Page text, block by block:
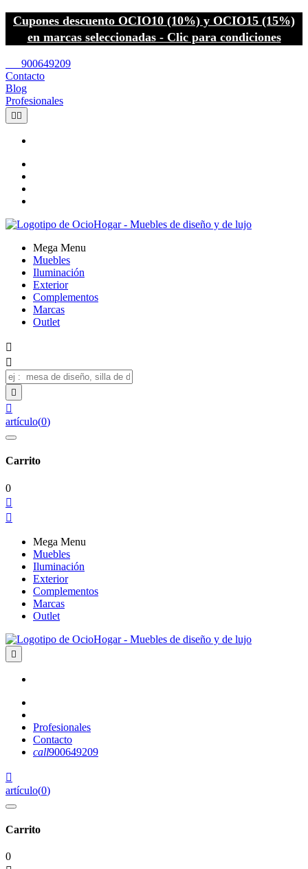
Cupones descuento OCIO10 (10%) y OCIO15 (15%)
en marcas seleccionadas - Clic para condiciones
900649209
Contacto
Blog
Profesionales
 
Mega Menu
Muebles
Iluminación
Exterior
Complementos
Marcas
Outlet




artículo(0)
Carrito
0


Mega Menu
Muebles
Iluminación
Exterior
Complementos
Marcas
Outlet

Profesionales
Contacto
call900649209

artículo(0)
Carrito
0